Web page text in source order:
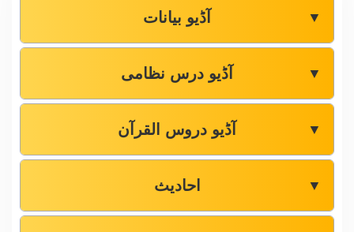
آڈیو بیانات ▼
آڈیو درس نظامی ▼
آڈیو دروس القرآن ▼
احادیث ▼